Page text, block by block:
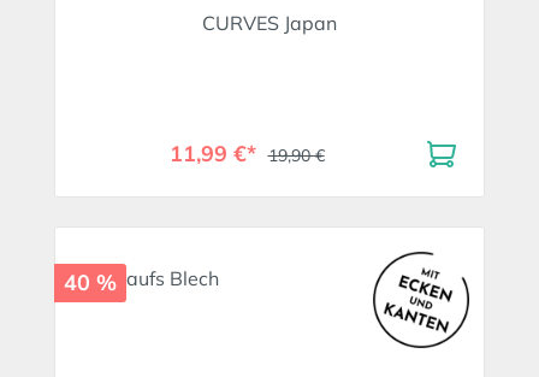
CURVES Japan
11,99 €* 19,90 €
40 %